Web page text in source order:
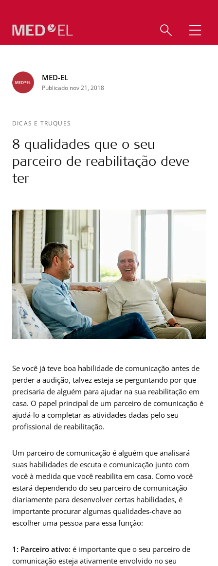
MED-EL
Publicado nov 21, 2018
DICAS E TRUQUES
8 qualidades que o seu
parceiro de reabilitação deve
ter
Se você já teve boa habilidade de comunicação antes de
perder a audição, talvez esteja se perguntando por que
precisaria de alguém para ajudar na sua reabilitação em
casa. O papel principal de um parceiro de comunicação é
ajudá-lo a completar as atividades dadas pelo seu
profissional de reabilitação.
Um parceiro de comunicação é alguém que analisará
suas habilidades de escuta e comunicação junto com
você à medida que você reabilita em casa. Como você
estará dependendo do seu parceiro de comunicação
diariamente para desenvolver certas habilidades, é
importante procurar algumas qualidades-chave ao
escolher uma pessoa para essa função:
1: Parceiro ativo: é importante que o seu parceiro de
comunicação esteja ativamente envolvido no seu